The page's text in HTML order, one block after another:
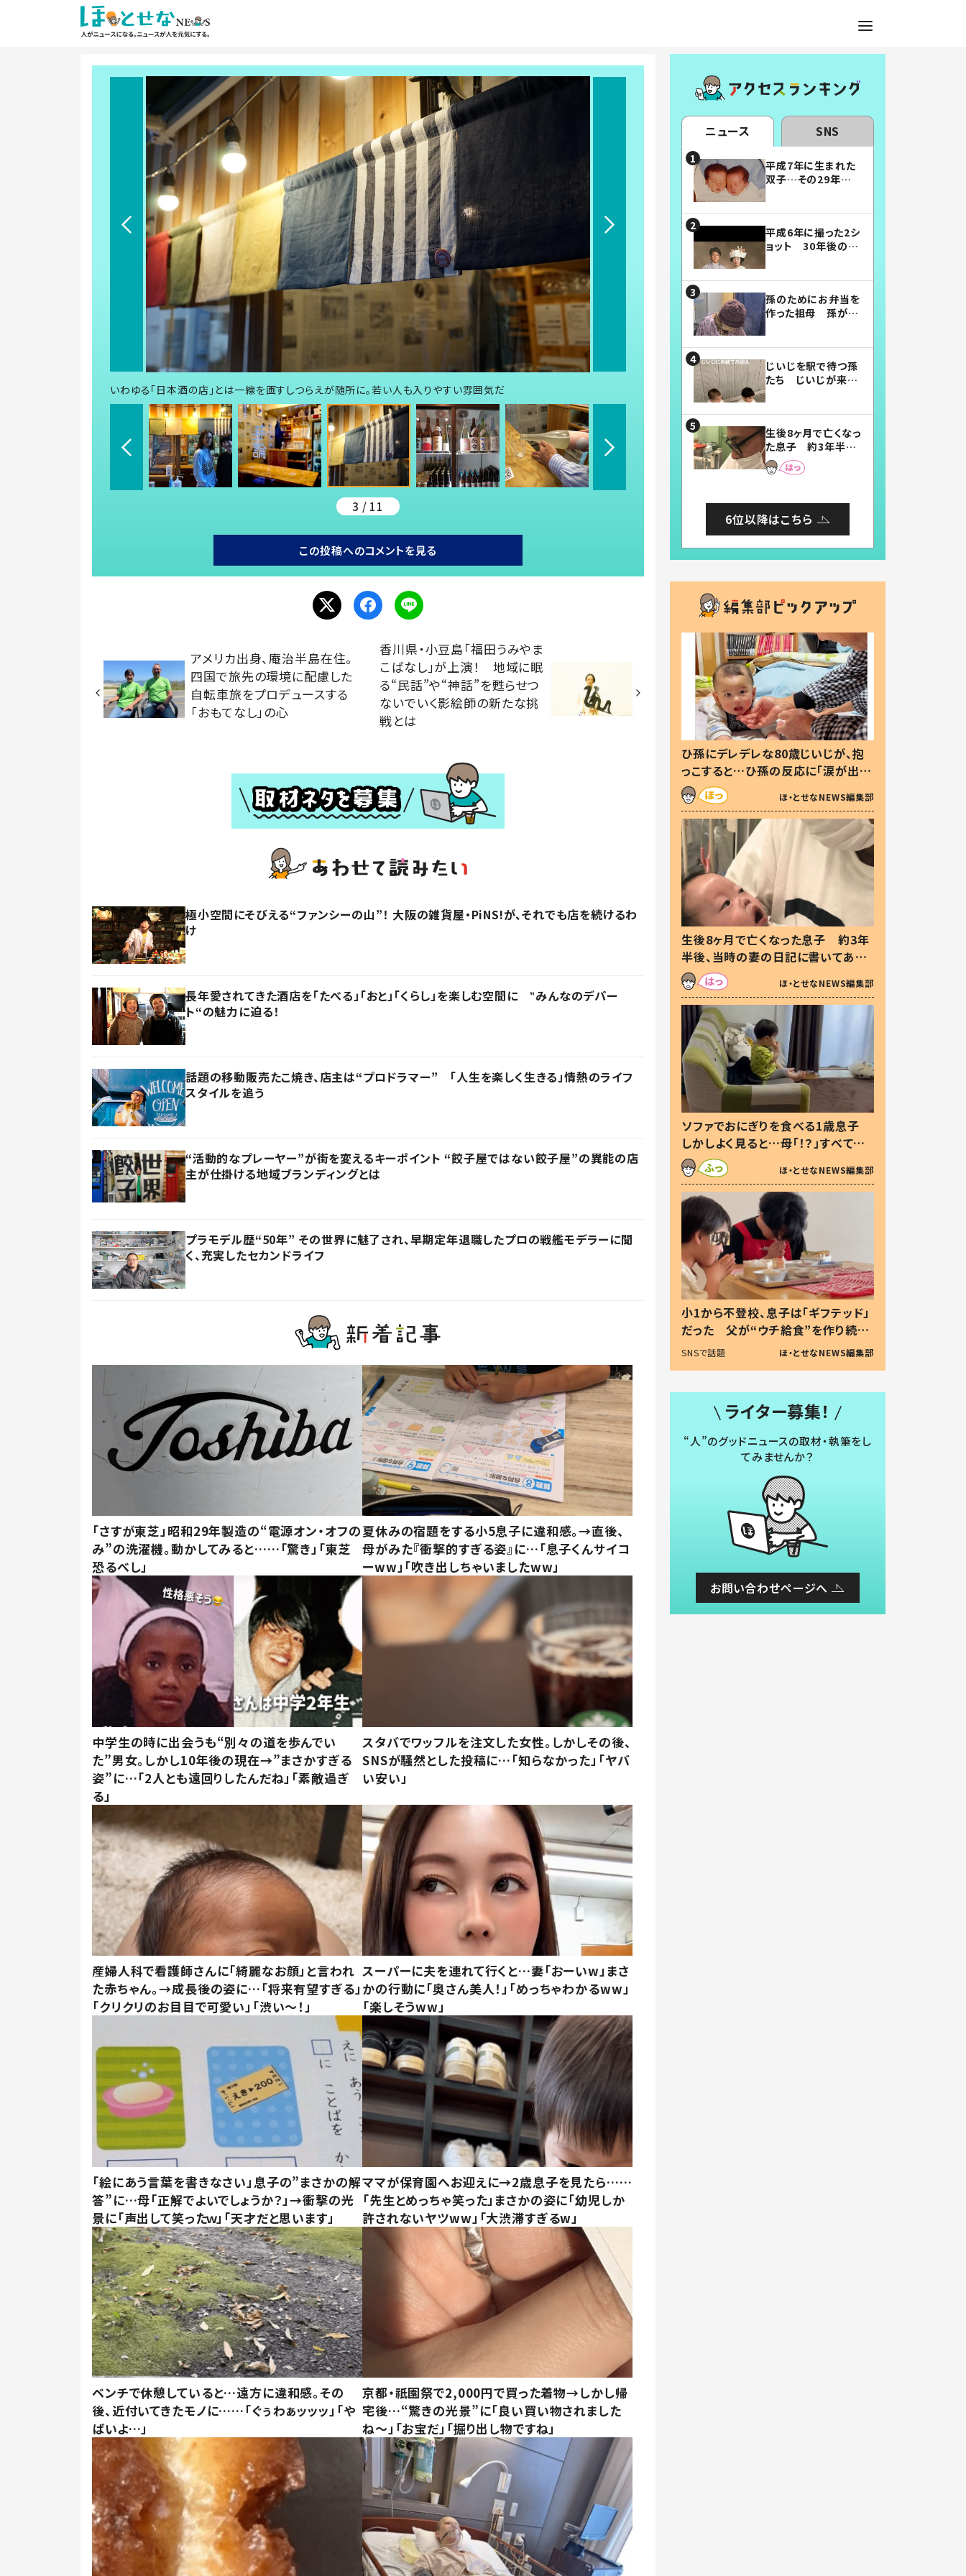
いわゆる「日本酒の店」とは一線を画すしつらえが随所に。若い人も入りやすい雰囲気だ
3 / 11
この投稿へのコメントを見る
アメリカ出身、庵治半島在住。
四国で旅先の環境に配慮した
自転車旅をプロデュースする
「おもてなし」の心
香川県・小豆島「福田うみやま
こばなし」が上演！ 地域に眠
る“民話”や“神話”を甦らせつ
ないでいく影絵師の新たな挑
戦とは
極小空間にそびえる“ファンシーの山”！ 大阪の雑貨屋・PiNS!が、それでも店を続けるわ
け
長年愛されてきた酒店を「たべる」「おと」「くらし」を楽しむ空間に ‟みんなのデパー
ト“の魅力に迫る！
話題の移動販売たこ焼き、店主は“プロドラマー” 「人生を楽しく生きる」情熱のライフ
スタイルを追う
“活動的なプレーヤー”が街を変えるキーポイント “餃子屋ではない餃子屋”の異能の店
主が仕掛ける地域ブランディングとは
プラモデル歴“50年” その世界に魅了され、早期定年退職したプロの戦艦モデラーに聞
く、充実したセカンドライフ
「さすが東芝」昭和29年製造の“電源オン・オフの
み”の洗濯機。動かしてみると……「驚き」「東芝
恐るべし」
夏休みの宿題をする小5息子に違和感。→直後、
母がみた『衝撃的すぎる姿』に…「息子くんサイコ
ーww」「吹き出しちゃいましたww」
中学生の時に出会うも“別々の道を歩んでい
た”男女。しかし10年後の現在→”まさかすぎる
姿”に…「2人とも遠回りしたんだね」「素敵過ぎ
る」
スタバでワッフルを注文した女性。しかしその後、
SNSが騒然とした投稿に…「知らなかった」「ヤバ
い安い」
産婦人科で看護師さんに「綺麗なお顔」と言われ
た赤ちゃん。→成長後の姿に…「将来有望すぎる」
「クリクリのお目目で可愛い」「渋い～！」
スーパーに夫を連れて行くと…妻「おーいw」まさ
かの行動に「奥さん美人！」「めっちゃわかるww」
「楽しそうww」
「絵にあう言葉を書きなさい」息子の”まさかの解
答”に…母「正解でよいでしょうか？」→衝撃の光
景に「声出して笑ったｗ」「天才だと思います」
ママが保育園へお迎えに→2歳息子を見たら……
「先生とめっちゃ笑った」まさかの姿に「幼児しか
許されないヤツww」「大渋滞すぎるw」
ベンチで休憩していると…遠方に違和感。その
後、近付いてきたモノに……「ぐぅわぁッッッ」「や
ばいよ…」
京都・祇園祭で2,000円で買った着物→しかし帰
宅後…“驚きの光景”に「良い買い物されました
ね～」「お宝だ」「掘り出し物ですね」
ニュース SNS
平成7年に生まれた
双子…その29年後
平成6年に撮った2シ
ョット 30年後の姿
孫のためにお弁当を
作った祖母 孫が絶
じいじを駅で待つ孫
たち じいじが来た
まらない」「幸せにな
れる」
生後8ヶ月で亡くなっ
た息子 約3年半
後、当時の妻の日記
に書いてあった本音
6位以降はこちら
ひ孫にデレデレな80歳じいじが、抱
っこすると…ひ孫の反応に「涙が出ま
した」「可愛くて仕方ない」
ほ・とせなNEWS編集部
生後8ヶ月で亡くなった息子 約3年
半後、当時の妻の日記に書いてあっ
た本音とは
ほ・とせなNEWS編集部
ソファでおにぎりを食べる1歳息子
しかしよく見ると…母「！？」すべてを
察した母の投稿に「可愛いから許
す！」「現行犯〜」
ほ・とせなNEWS編集部
小1から不登校、息子は「ギフテッド」
だった 父が“ウチ給食”を作り続け
る理由とは #令和の親 #令和の子
SNSで話題 ほ・とせなNEWS編集部
ライター募集！
“人”のグッドニュースの取材・執筆をし
てみませんか？
お問い合わせページへ